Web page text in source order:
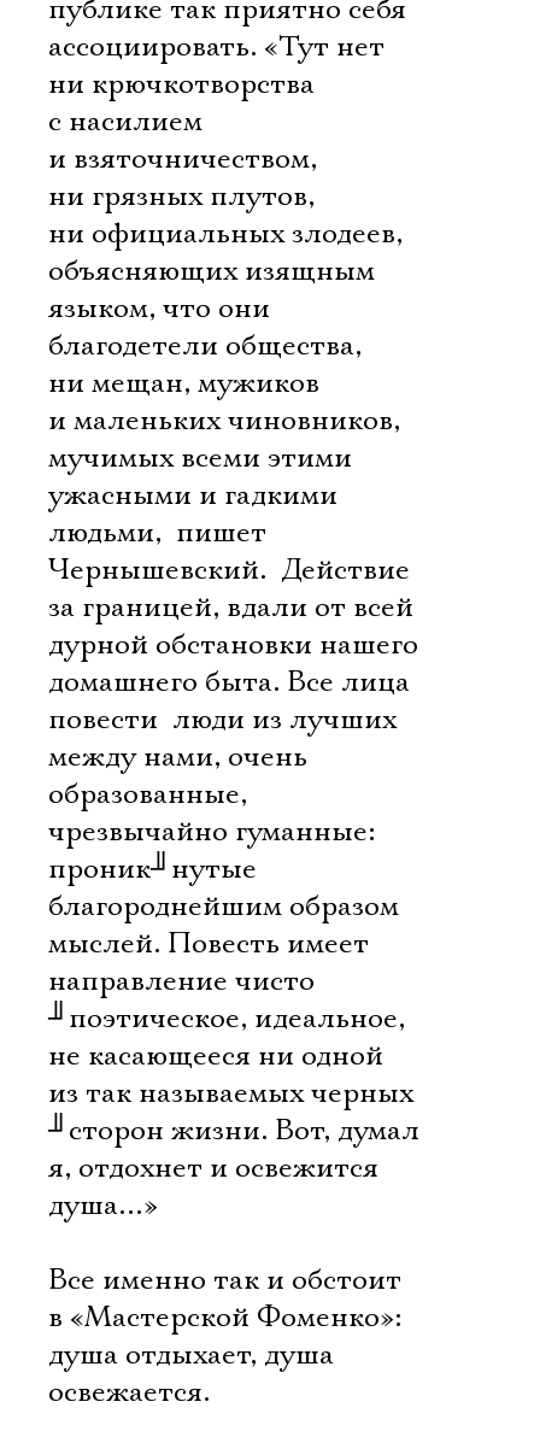
публике так приятно себя
ассоциировать. «Тут нет
ни крючкотворства
с насилием
и взяточничеством,
ни грязных плутов,
ни официальных злодеев,
объясняющих изящным
языком, что они 
благодетели общества,
ни мещан, мужиков
и маленьких чиновников,
мучимых всеми этими
ужасными и гадкими
людьми,  пишет
Чернышевский.  Действие 
за границей, вдали от всей
дурной обстановки нашего
домашнего быта. Все лица
повести  люди из лучших
между нами, очень
образованные,
чрезвычайно гуманные:
проник╜ нутые
благороднейшим образом
мыслей. Повесть имеет
направление чисто
╜ поэтическое, идеальное,
не касающееся ни одной
из так называемых черных
╜ сторон жизни. Вот, думал
я, отдохнет и освежится
душа…»
Все именно так и обстоит
в «Мастерской Фоменко»:
душа отдыхает, душа
освежается.